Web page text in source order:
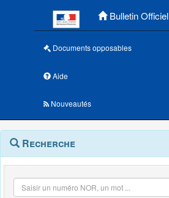
Bulletin Officiel
Documents opposables
Aide
Nouveautés
Navigation
outils
Menu
contextuel
Recherche